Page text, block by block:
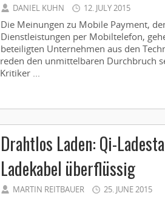
DANIEL KUHN 12. JULY 2015
Die Meinungen zu Mobile Payment,
Dienst­leistungen per Mobiltelefon,
beteiligten ­Unternehmen aus den
reden den un­mittelbaren Durchbruch
Kritiker ...
Drahtlos Laden: Qi-
Ladekabel überflüssig
MARTIN REITBAUER 25. JUNE 2015